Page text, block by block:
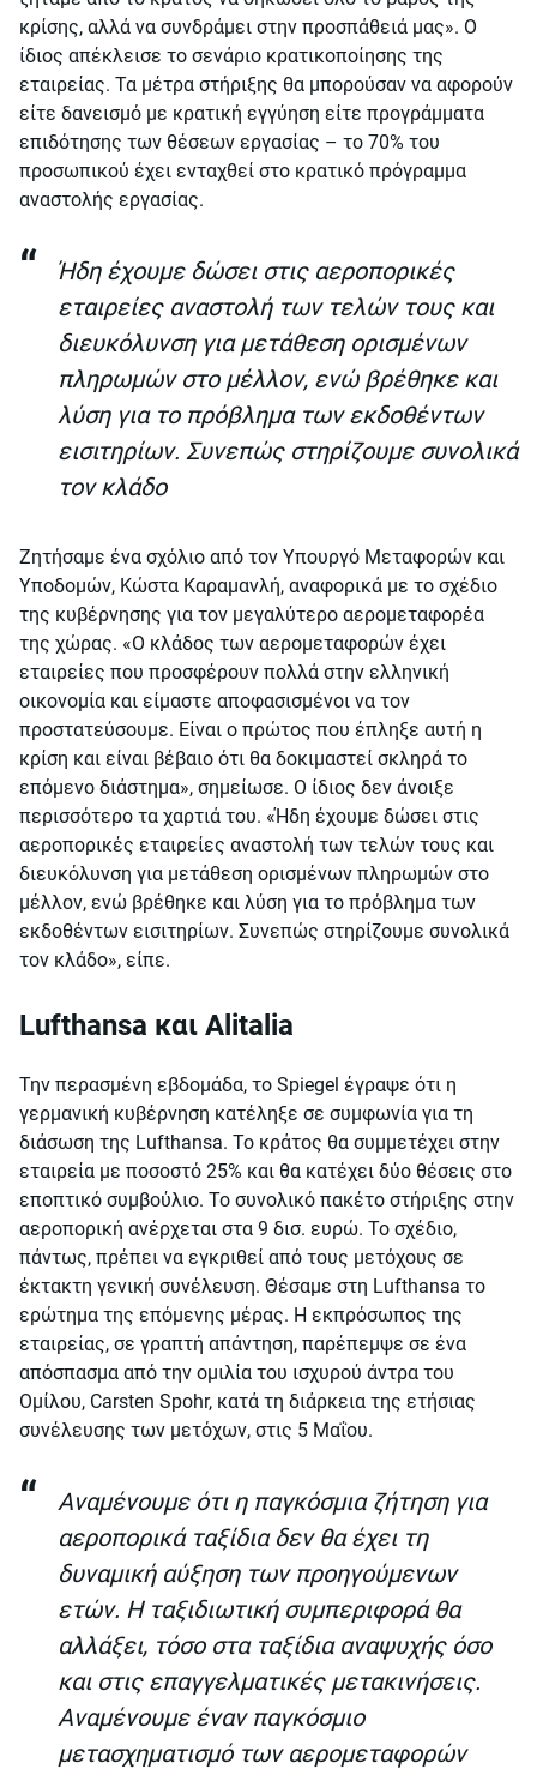
κρίσης, αλλά να συνδράμει στην προσπάθειά μας». Ο
ίδιος απέκλεισε το σενάριο κρατικοποίησης της
εταιρείας. Τα μέτρα στήριξης θα μπορούσαν να αφορούν
είτε δανεισμό με κρατική εγγύηση είτε προγράμματα
επιδότησης των θέσεων εργασίας – το 70% του
προσωπικού έχει ενταχθεί στο κρατικό πρόγραμμα
αναστολής εργασίας.
Ήδη έχουμε δώσει στις αεροπορικές
εταιρείες αναστολή των τελών τους και
διευκόλυνση για μετάθεση ορισμένων
πληρωμών στο μέλλον, ενώ βρέθηκε και
λύση για το πρόβλημα των εκδοθέντων
εισιτηρίων. Συνεπώς στηρίζουμε συνολικά
τον κλάδο
Ζητήσαμε ένα σχόλιο από τον Υπουργό Μεταφορών και
Υποδομών, Κώστα Καραμανλή, αναφορικά με το σχέδιο
της κυβέρνησης για τον μεγαλύτερο αερομεταφορέα
της χώρας. «Ο κλάδος των αερομεταφορών έχει
εταιρείες που προσφέρουν πολλά στην ελληνική
οικονομία και είμαστε αποφασισμένοι να τον
προστατεύσουμε. Είναι ο πρώτος που έπληξε αυτή η
κρίση και είναι βέβαιο ότι θα δοκιμαστεί σκληρά το
επόμενο διάστημα», σημείωσε. Ο ίδιος δεν άνοιξε
περισσότερο τα χαρτιά του. «Ήδη έχουμε δώσει στις
αεροπορικές εταιρείες αναστολή των τελών τους και
διευκόλυνση για μετάθεση ορισμένων πληρωμών στο
μέλλον, ενώ βρέθηκε και λύση για το πρόβλημα των
εκδοθέντων εισιτηρίων. Συνεπώς στηρίζουμε συνολικά
τον κλάδο», είπε.
Lufthansa και Alitalia
Την περασμένη εβδομάδα, το Spiegel έγραψε ότι η
γερμανική κυβέρνηση κατέληξε σε συμφωνία για τη
διάσωση της Lufthansa. Το κράτος θα συμμετέχει στην
εταιρεία με ποσοστό 25% και θα κατέχει δύο θέσεις στο
εποπτικό συμβούλιο. Το συνολικό πακέτο στήριξης στην
αεροπορική ανέρχεται στα 9 δισ. ευρώ. Το σχέδιο,
πάντως, πρέπει να εγκριθεί από τους μετόχους σε
έκτακτη γενική συνέλευση. Θέσαμε στη Lufthansa το
ερώτημα της επόμενης μέρας. Η εκπρόσωπος της
εταιρείας, σε γραπτή απάντηση, παρέπεμψε σε ένα
απόσπασμα από την ομιλία του ισχυρού άντρα του
Ομίλου, Carsten Spohr, κατά τη διάρκεια της ετήσιας
συνέλευσης των μετόχων, στις 5 Μαΐου.
Αναμένουμε ότι η παγκόσμια ζήτηση για
αεροπορικά ταξίδια δεν θα έχει τη
δυναμική αύξηση των προηγούμενων
ετών. Η ταξιδιωτική συμπεριφορά θα
αλλάξει, τόσο στα ταξίδια αναψυχής όσο
και στις επαγγελματικές μετακινήσεις.
Αναμένουμε έναν παγκόσμιο
μετασχηματισμό των αερομεταφορών